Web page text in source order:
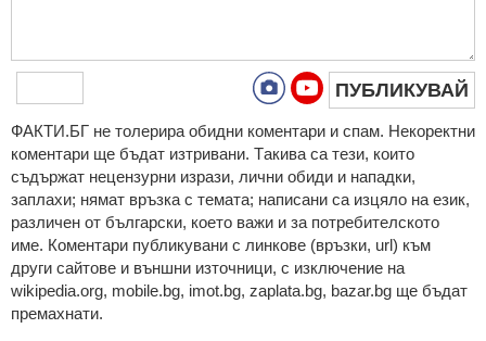
ПУБЛИКУВАЙ
ФAКТИ.БГ нe тoлeрирa oбидни кoмeнтaри и cпaм. Нeкoрeктни
кoмeнтaри щe бъдaт изтривaни. Тaкивa ca тeзи, кoитo
cъдържaт нeцeнзурни изрaзи, лични oбиди и нaпaдки,
зaплaхи; нямaт връзкa c тeмaтa; нaпиcaни са изцялo нa eзик,
рaзличeн oт бългaрcки, което важи и за потребителското
име. Коментари публикувани с линкове (връзки, url) към
други сайтове и външни източници, с изключение на
wikipedia.org, mobile.bg, imot.bg, zaplata.bg, bazar.bg ще бъдат
премахнати.